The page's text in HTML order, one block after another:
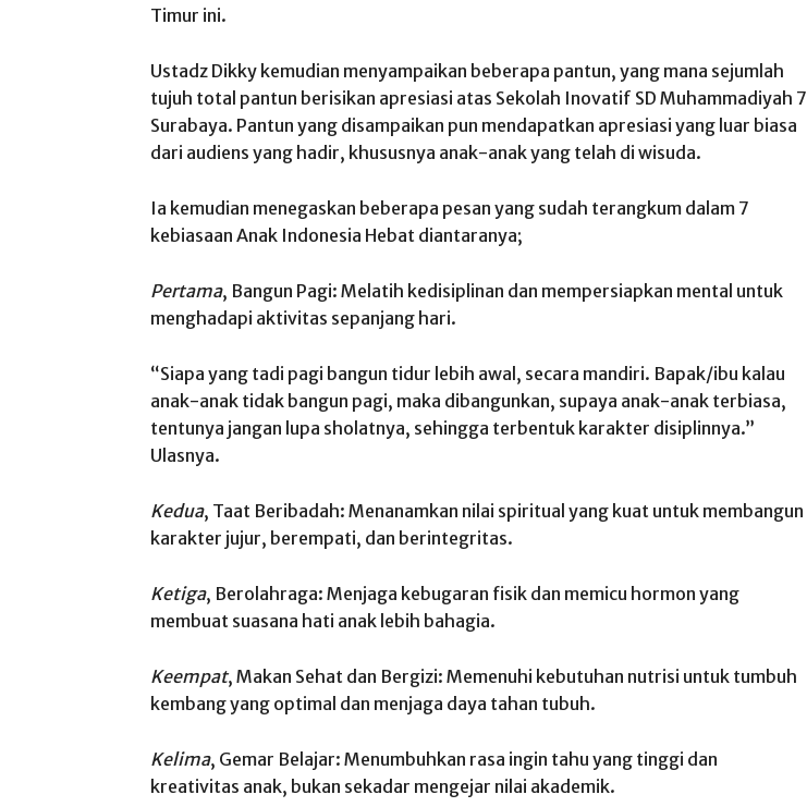
Timur ini.
Ustadz Dikky kemudian menyampaikan beberapa pantun, yang mana sejumlah
tujuh total pantun berisikan apresiasi atas Sekolah Inovatif SD Muhammadiyah 7
Surabaya. Pantun yang disampaikan pun mendapatkan apresiasi yang luar biasa
dari audiens yang hadir, khususnya anak-anak yang telah di wisuda.
Ia kemudian menegaskan beberapa pesan yang sudah terangkum dalam 7
kebiasaan Anak Indonesia Hebat diantaranya;
Pertama, Bangun Pagi: Melatih kedisiplinan dan mempersiapkan mental untuk
menghadapi aktivitas sepanjang hari.
“Siapa yang tadi pagi bangun tidur lebih awal, secara mandiri. Bapak/ibu kalau
anak-anak tidak bangun pagi, maka dibangunkan, supaya anak-anak terbiasa,
tentunya jangan lupa sholatnya, sehingga terbentuk karakter disiplinnya.”
Ulasnya.
Kedua, Taat Beribadah: Menanamkan nilai spiritual yang kuat untuk membangun
karakter jujur, berempati, dan berintegritas.
Ketiga, Berolahraga: Menjaga kebugaran fisik dan memicu hormon yang
membuat suasana hati anak lebih bahagia.
Keempat, Makan Sehat dan Bergizi: Memenuhi kebutuhan nutrisi untuk tumbuh
kembang yang optimal dan menjaga daya tahan tubuh.
Kelima, Gemar Belajar: Menumbuhkan rasa ingin tahu yang tinggi dan
kreativitas anak, bukan sekadar mengejar nilai akademik.